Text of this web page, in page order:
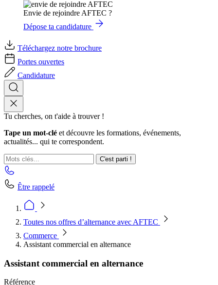
Envie de rejoindre AFTEC ?
Dépose ta candidature
Téléchargez notre brochure
Portes ouvertes
Candidature
Tu cherches, on t'aide à trouver !
Tape un mot-clé et découvre les formations, événements,
actualités... qui te correspondent.
C'est parti !
Être rappelé
Toutes nos offres d’alternance avec AFTEC
Commerce
Assistant commercial en alternance
Assistant commercial en alternance
Référence